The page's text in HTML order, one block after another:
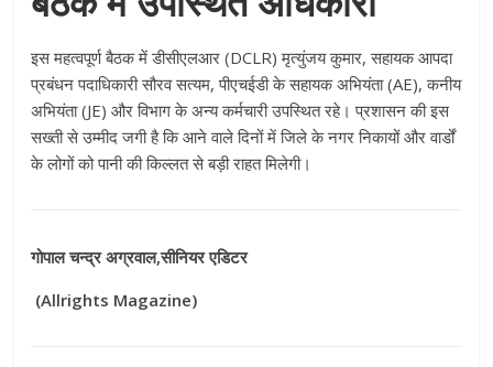
इस महत्वपूर्ण बैठक में डीसीएलआर (DCLR) मृत्युंजय कुमार, सहायक आपदा
प्रबंधन पदाधिकारी सौरव सत्यम, पीएचईडी के सहायक अभियंता (AE), कनीय
अभियंता (JE) और विभाग के अन्य कर्मचारी उपस्थित रहे। प्रशासन की इस
सख्ती से उम्मीद जगी है कि आने वाले दिनों में जिले के नगर निकायों और वार्डों
के लोगों को पानी की किल्लत से बड़ी राहत मिलेगी।
गोपाल चन्द्र अग्रवाल,सीनियर एडिटर
(Allrights Magazine)